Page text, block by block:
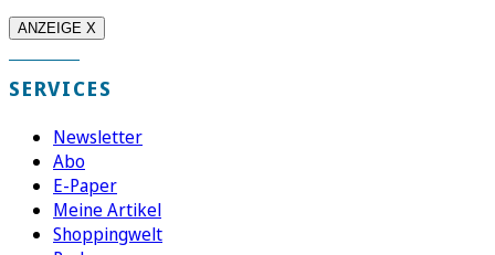
ANZEIGE X
SERVICES
Newsletter
Abo
E-Paper
Meine Artikel
Shoppingwelt